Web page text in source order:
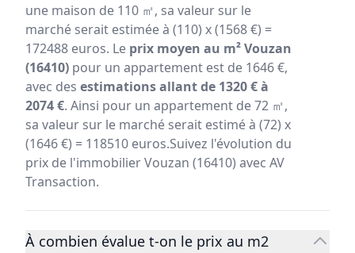
une maison de 110 ㎡, sa valeur sur le
marché serait estimée à (110) x (1568 €) =
172488 euros. Le prix moyen au m² Vouzan
(16410) pour un appartement est de 1646 €,
avec des estimations allant de 1320 € à
2074 €. Ainsi pour un appartement de 72 ㎡,
sa valeur sur le marché serait estimé à (72) x
(1646 €) = 118510 euros.Suivez l'évolution du
prix de l'immobilier Vouzan (16410) avec AV
Transaction.
À combien évalue t-on le prix au m2